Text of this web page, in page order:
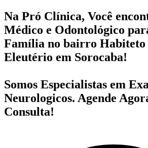
Na Pró Clínica, Você
Médico e Odontológico
Família no bairro Habiteto
Eleutério em Sorocaba!
Somos Especialistas em
Neurologicos. Agende
Consulta!